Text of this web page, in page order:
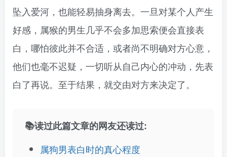
坠入爱河，也能轻易抽身离去。一旦对某个人产生
好感，属猴的男生几乎不会多加思索便会直接表
白，哪怕彼此并不合适，或者尚不明确对方心意，
他们也毫不迟疑，一切听从自己内心的冲动，先表
白了再说。至于结果，就交由对方来决定了。
📚读过此篇文章的网友还读过:
属狗男表白时的真心程度